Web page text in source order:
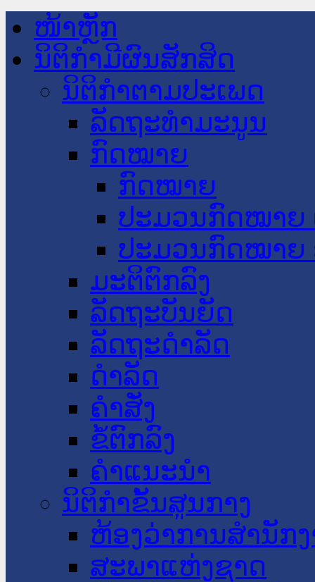
ໜ້າຫຼັກ
ນິຕິກໍາມີຜົນສັກສິດ
ນິຕິກໍາຕາມປະເພດ
ລັດຖະທໍາມະນູນ
ກົດໝາຍ
ກົດໝາຍ
ປະມວນກົດໝາຍ
ປະມວນກົດໝາຍ
ມະຕິຕົກລົງ
ລັດຖະບັນຍັດ
ລັດຖະດໍາລັດ
ດໍາລັດ
ຄໍາສັ່ງ
ຂໍ້ຕົກລົງ
ຄໍາແນະນໍາ
ນິຕິກໍາຂັ້ນສູນກາງ
ຫ້ອງວ່າການສໍານັກ
ສະພາແຫ່ງຊາດ